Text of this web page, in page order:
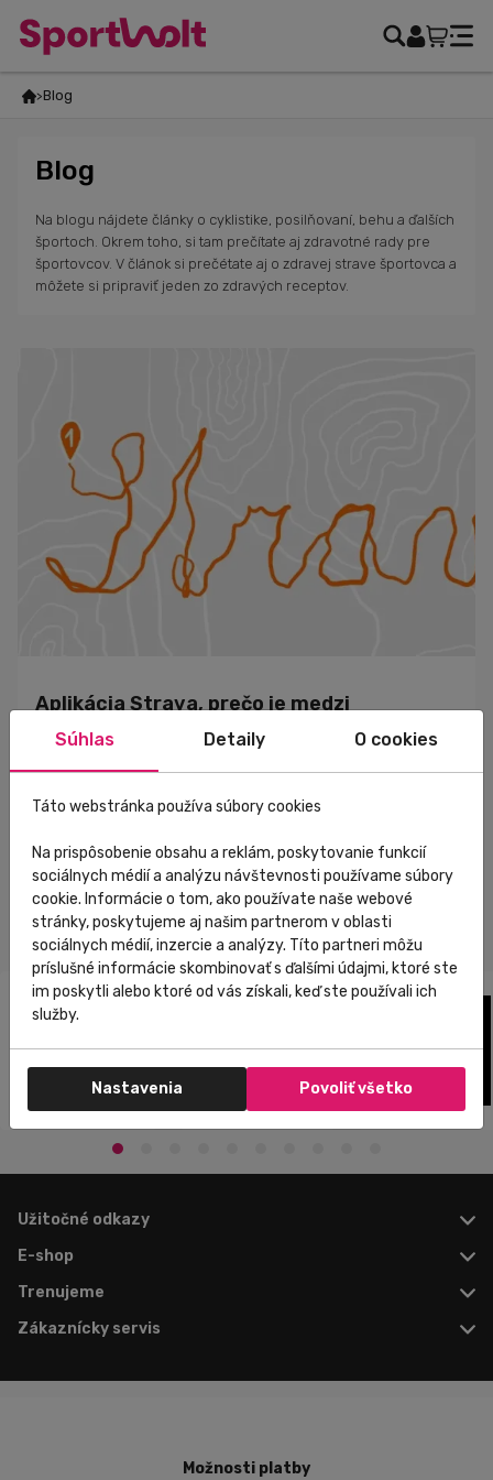
Blog
Blog
Na blogu nájdete články o cyklistike, posilňovaní, behu a ďalších
športoch. Okrem toho, si tam prečítate aj zdravotné rady pre
športovcov. V článok si prečétate aj o zdravej strave športovca a
môžete si pripraviť jeden zo zdravých receptov.
Aplikácia Strava, prečo je medzi
športovcami tak obľúbená
Športové aplikácie sa stali bežnou súčasťou života
aktívnych ľudí. Väčšina z nich však zostáva len pri
dlhodobé zlepšovanie. Práve v tomto sa Strava odlišuje od
konkurencie a preto si vybudovala výnimočné postavenie
medzi športovcami po celom svete.Aplikácia Strava nie je
určená len pre profesionálnych atlétov. Tí ju používajú tiež,
ale sú tam riadne označení. Rovnako dobre ju využijú
rekreační cyklisti, bežci či...
Užitočné odkazy
E-shop
Trenujeme
Zákaznícky servis
Možnosti platby
Súhlas Detaily O cookies
Táto webstránka používa súbory cookies
Na prispôsobenie obsahu a reklám, poskytovanie funkcií
sociálnych médií a analýzu návštevnosti používame súbory
cookie. Informácie o tom, ako používate naše webové
stránky, poskytujeme aj našim partnerom v oblasti
sociálnych médií, inzercie a analýzy. Títo partneri môžu
príslušné informácie skombinovať s ďalšími údajmi, ktoré ste
im poskytli alebo ktoré od vás získali, keď ste používali ich
služby.
Nastavenia Povoliť všetko